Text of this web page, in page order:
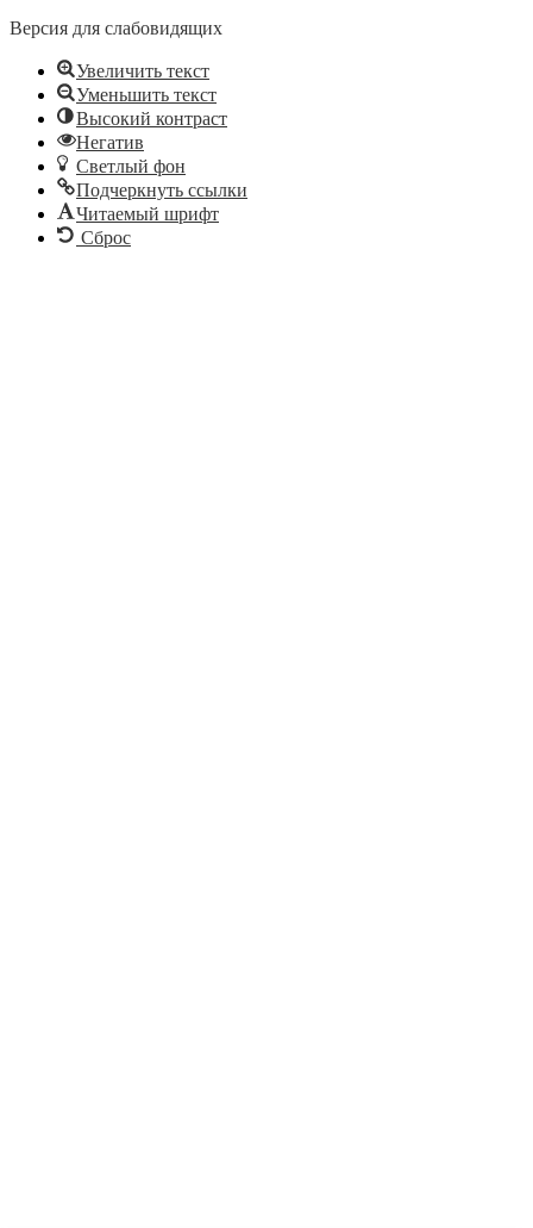
Версия для слабовидящих
Увеличить текст
Уменьшить текст
Высокий контраст
Негатив
Светлый фон
Подчеркнуть ссылки
Читаемый шрифт
Сброс